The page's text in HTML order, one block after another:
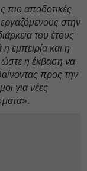
πιο αποδοτικές
στην
του έτους
εμπειρία και η
η έκβαση να
προς την
για νέες
».